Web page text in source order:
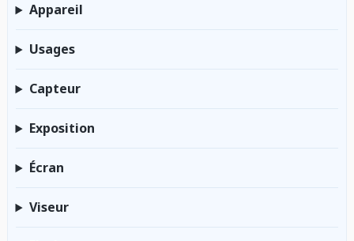
Appareil
Usages
Capteur
Exposition
Écran
Viseur